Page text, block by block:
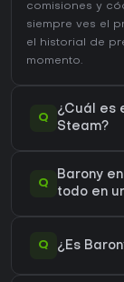
comisiones y
siempre ves el
el
historial de
momento.
Q
¿Cuál es
Steam?
Q
Barony
todo en
Q ¿Es